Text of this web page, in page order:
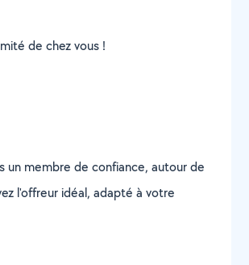
de chez vous !
un membre de confiance, autour de
l'offreur idéal, adapté à votre